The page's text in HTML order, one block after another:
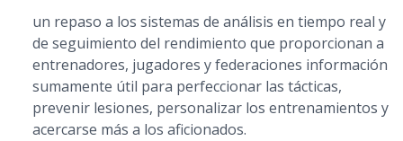
un repaso a los sistemas de análisis en tiempo real y
de seguimiento del rendimiento que proporcionan a
entrenadores, jugadores y federaciones información
sumamente útil para perfeccionar las tácticas,
prevenir lesiones, personalizar los entrenamientos y
acercarse más a los aficionados.